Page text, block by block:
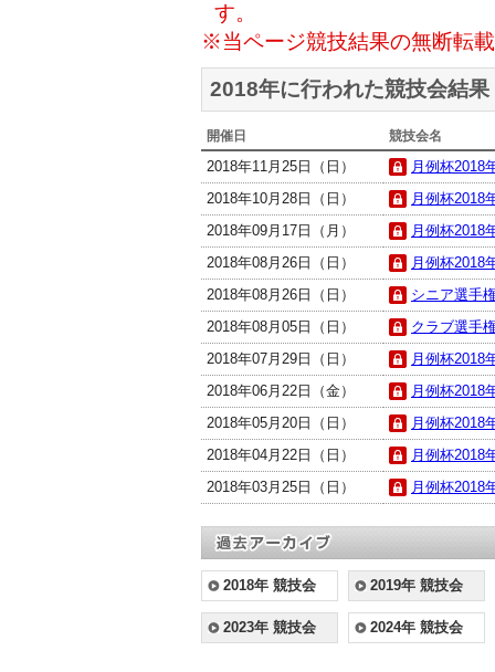
す。
※当ページ競技結果の無断転
2018年に行われた競技会結果
開催日 競技会名
2018年11月25日（日）
月例杯2018
2018年10月28日（日）
月例杯2018
2018年09月17日（月）
月例杯2018
2018年08月26日（日）
月例杯2018
2018年08月26日（日）
シニア選手
2018年08月05日（日）
クラブ選手
2018年07月29日（日）
月例杯2018
2018年06月22日（金）
月例杯2018
2018年05月20日（日）
月例杯2018
2018年04月22日（日）
月例杯2018
2018年03月25日（日）
月例杯2018
2018年 競技会 2019年 競技会
2023年 競技会 2024年 競技会